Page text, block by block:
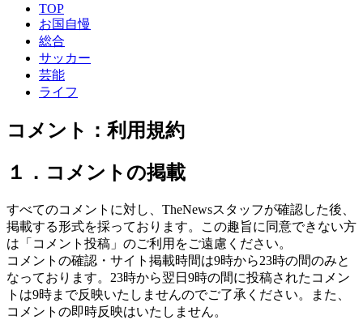
TOP
お国自慢
総合
サッカー
芸能
ライフ
コメント：利用規約
１．コメントの掲載
すべてのコメントに対し、TheNewsスタッフが確認した後、
掲載する形式を採っております。この趣旨に同意できない方
は「コメント投稿」のご利用をご遠慮ください。
コメントの確認・サイト掲載時間は9時から23時の間のみと
なっております。23時から翌日9時の間に投稿されたコメン
トは9時まで反映いたしませんのでご了承ください。また、
コメントの即時反映はいたしません。